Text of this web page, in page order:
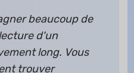
beaucoup de
d'un
long. Vous
trouver